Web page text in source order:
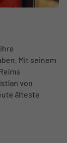
Mit seinem
von
älteste